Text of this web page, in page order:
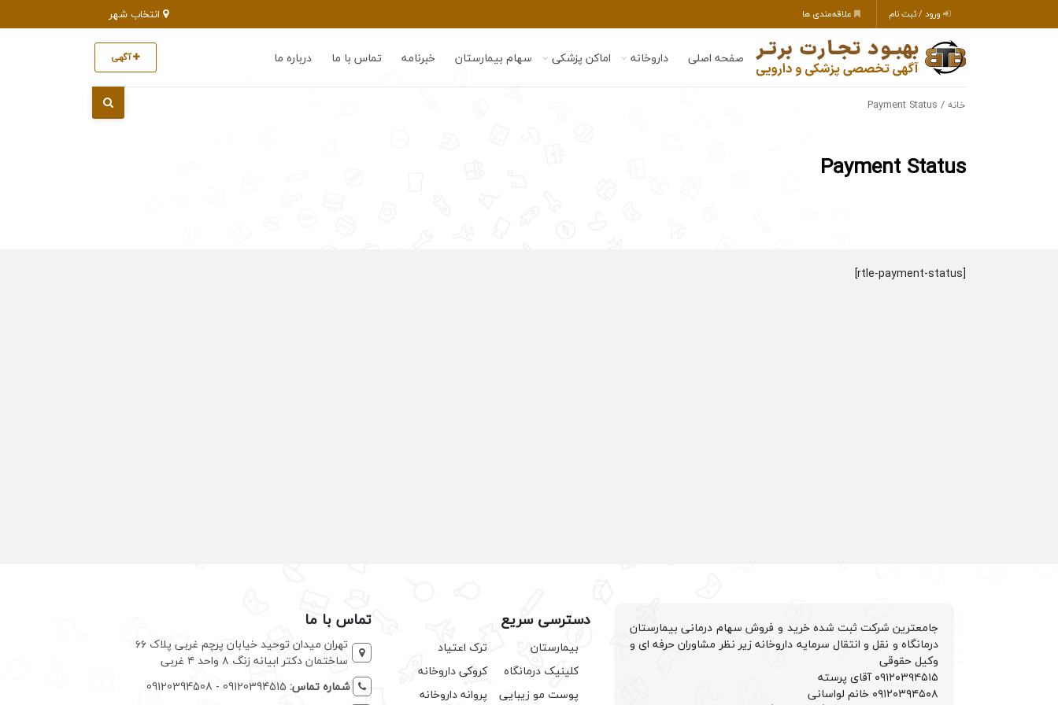
ورود / ثبت نام علاقه‌مندی ها
صفحه اصلی داروخانه اماکن پزشکی سهام بیمارستان خبرنامه تماس با ما درباره ما آگهی
خانه / Payment Status
Payment Status
[rtle-payment-status]
جامعترین شرکت ثبت شده خرید و فروش سهام درمانی بیمارستان
درمانگاه و نقل و انتقال سرمایه داروخانه زیر نظر مشاوران حرفه ای و
وکیل حقوقی
۰۹۱۲۰۳۹۴۵۱۵ آقای پرسته
۰۹۱۲۰۳۹۴۵۰۸ خانم لواسانی
دسترسی سریع
بیمارستان
کلینیک درمانگاه
پوست مو زیبایی
ترک اعتیاد
کروکی داروخانه
پروانه داروخانه
تماس با ما
تهران میدان توحید خیابان پرچم غربی پلاک ۶۶
ساختمان دکتر ابیانه زنگ ۸ واحد ۴ غربی
شماره تماس: 09120394515 - 09120394508